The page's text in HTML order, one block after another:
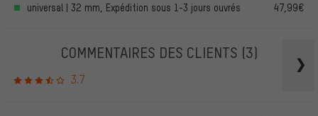
universal | 32 mm, Expédition sous 1-3 jours ouvrés
47,99€
COMMENTAIRES DES CLIENTS (3)
3.7